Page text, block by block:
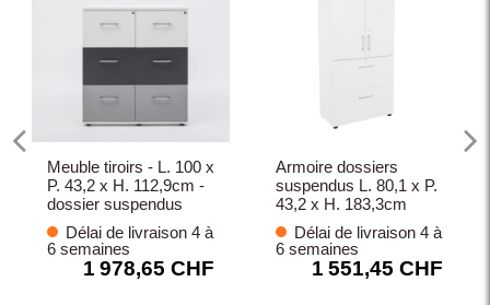
Meuble tiroirs - L. 100 x
P. 43,2 x H. 112,9cm -
dossier suspendus
Délai de livraison 4 à
6 semaines
1 978,65 CHF
Armoire dossiers
suspendus L. 80,1 x P.
43,2 x H. 183,3cm
Délai de livraison 4 à
6 semaines
1 551,45 CHF